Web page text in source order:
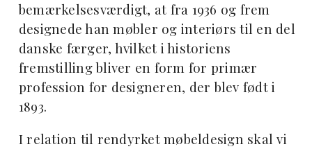
bemærkelsesværdigt, at fra 1936 og frem
designede han møbler og interiørs til en del
danske færger, hvilket i historiens
fremstilling bliver en form for primær
profession for designeren, der blev født i
1893.
I relation til rendyrket møbeldesign skal vi